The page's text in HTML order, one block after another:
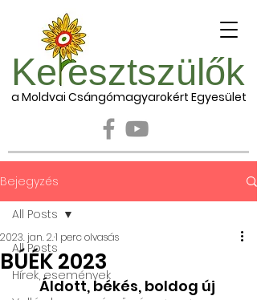
Ke esztszülők
a Moldvai Csángómagyarokért Egyesület
Bejegyzés
All Posts
Hírek, események
All Posts
BÚÉK 2023
2023. jan. 2.1 perc olvasás
Áldott, békés, boldog új